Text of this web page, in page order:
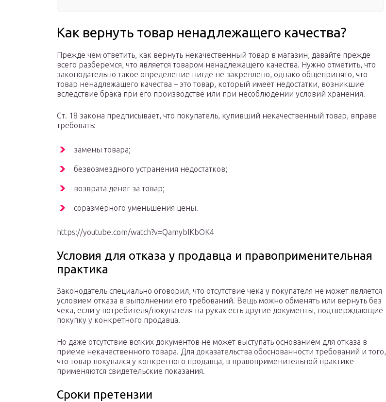
Как вернуть товар ненадлежащего качества?
Прежде чем ответить, как вернуть некачественный товар в магазин, давайте прежде
всего разберемся, что является товаром ненадлежащего качества. Нужно отметить, что
законодательно такое определение нигде не закреплено, однако общепринято, что
товар ненадлежащего качества – это товар, который имеет недостатки, возникшие
вследствие брака при его производстве или при несоблюдении условий хранения.
Ст. 18 закона предписывает, что покупатель, купивший некачественный товар, вправе
требовать:
замены товара;
безвозмездного устранения недостатков;
возврата денег за товар;
соразмерного уменьшения цены.
https://youtube.com/watch?v=QamybIKbOK4
Условия для отказа у продавца и правоприменительная
практика
Законодатель специально оговорил, что отсутствие чека у покупателя не может является
условием отказа в выполнении его требований. Вещь можно обменять или вернуть без
чека, если у потребителя/покупателя на руках есть другие документы, подтверждающие
покупку у конкретного продавца.
Но даже отсутствие всяких документов не может выступать основанием для отказа в
приеме некачественного товара. Для доказательства обоснованности требований и того,
что товар покупался у конкретного продавца, в правоприменительной практике
применяются свидетельские показания.
Сроки претензии